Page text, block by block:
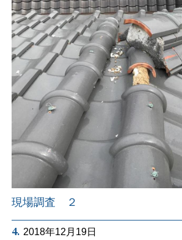
現場調査 ２
4. 2018年12月19日